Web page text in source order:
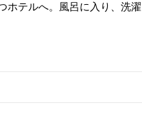
ホテルへ。風呂に入り、洗濯